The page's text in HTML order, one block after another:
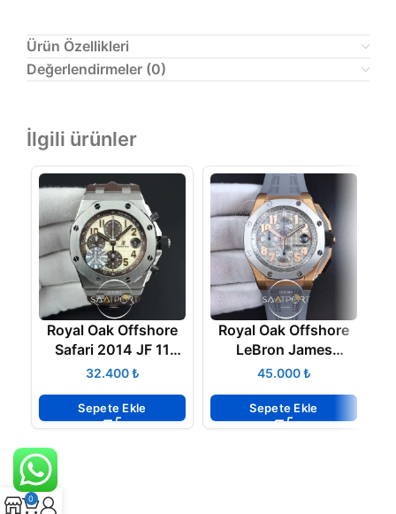
Ürün Özellikleri
Değerlendirmeler (0)
İlgili ürünler
Royal Oak Offshore
Safari 2014 JF 11
Best Edition on
A3126 V2
₺
Sepete Ekle
Royal Oak Offshore
LeBron James
Cermet Bezel JF Best
₺
Sepete Ekle
0